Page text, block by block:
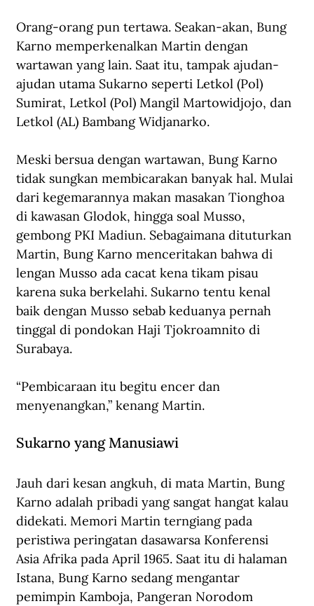
Orang-orang pun tertawa. Seakan-akan, Bung
Karno memperkenalkan Martin dengan
wartawan yang lain. Saat itu, tampak ajudan-
ajudan utama Sukarno seperti Letkol (Pol)
Sumirat, Letkol (Pol) Mangil Martowidjojo, dan
Letkol (AL) Bambang Widjanarko.
Meski bersua dengan wartawan, Bung Karno
tidak sungkan membicarakan banyak hal. Mulai
dari kegemarannya makan masakan Tionghoa
di kawasan Glodok, hingga soal Musso,
gembong PKI Madiun. Sebagaimana dituturkan
Martin, Bung Karno menceritakan bahwa di
lengan Musso ada cacat kena tikam pisau
karena suka berkelahi. Sukarno tentu kenal
baik dengan Musso sebab keduanya pernah
tinggal di pondokan Haji Tjokroamnito di
Surabaya.
“Pembicaraan itu begitu encer dan
menyenangkan,” kenang Martin.
Sukarno yang Manusiawi
Jauh dari kesan angkuh, di mata Martin, Bung
Karno adalah pribadi yang sangat hangat kalau
didekati. Memori Martin terngiang pada
peristiwa peringatan dasawarsa Konferensi
Asia Afrika pada April 1965. Saat itu di halaman
Istana, Bung Karno sedang mengantar
pemimpin Kamboja, Pangeran Norodom